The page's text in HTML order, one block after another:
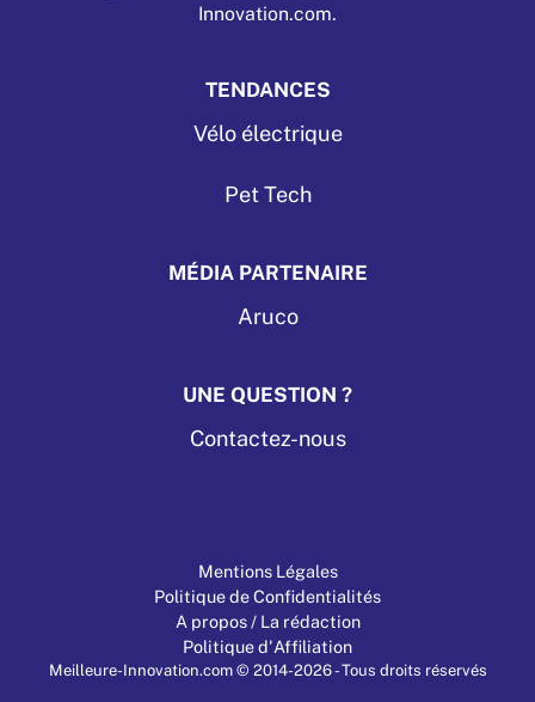
Innovation.com.
TENDANCES
Vélo électrique
Pet Tech
MÉDIA PARTENAIRE
Aruco
UNE QUESTION ?
Contactez-nous
Mentions Légales
Politique de Confidentialités
A propos / La rédaction
Politique d'Affiliation
Meilleure-Innovation.com © 2014-2026 - Tous droits réservés